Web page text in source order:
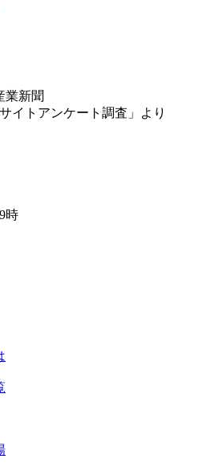
業新聞
イトアンケート調査」より
時